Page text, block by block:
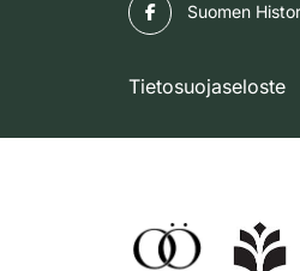
Suomen
Tietosuojaseloste